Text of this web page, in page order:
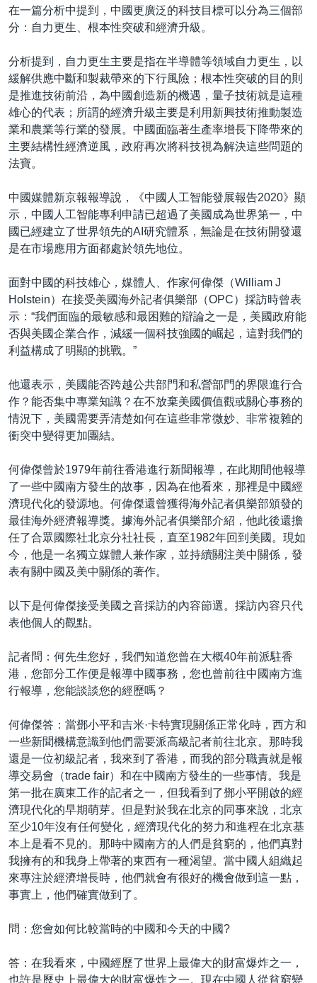
在一篇分析中提到，中國更廣泛的科技目標可以分為三個部
分：自力更生、根本性突破和經濟升級。
分析提到，自力更生主要是指在半導體等領域自力更生，以
緩解供應中斷和製裁帶來的下行風險；根本性突破的目的則
是推進技術前沿，為中國創造新的機遇，量子技術就是這種
雄心的代表；所謂的經濟升級主要是利用新興技術推動製造
業和農業等行業的發展。中國面臨著生產率增長下降帶來的
主要結構性經濟逆風，政府再次將科技視為解決這些問題的
法寶。
中國媒體新京報報導說，《中國人工智能發展報告2020》顯
示，中國人工智能專利申請已超過了美國成為世界第一，中
國已經建立了世界領先的AI研究體系，無論是在技術開發還
是在市場應用方面都處於領先地位。
面對中國的科技雄心，媒體人、作家何偉傑（William J
Holstein）在接受美國海外記者俱樂部（OPC）採訪時曾表
示：“我們面臨的最敏感和最困難的辯論之一是，美國政府能
否與美國企業合作，減緩一個科技強國的崛起，這對我們的
利益構成了明顯的挑戰。”
他還表示，美國能否跨越公共部門和私營部門的界限進行合
作？能否集中專業知識？在不放棄美國價值觀或關心事務的
情況下，美國需要弄清楚如何在這些非常微妙、非常複雜的
衝突中變得更加團結。
何偉傑曾於1979年前往香港進行新聞報導，在此期間他報導
了一些中國南方發生的故事，因為在他看來，那裡是中國經
濟現代化的發源地。何偉傑還曾獲得海外記者俱樂部頒發的
最佳海外經濟報導獎。據海外記者俱樂部介紹，他此後還擔
任了合眾國際社北京分社社長，直至1982年回到美國。現如
今，他是一名獨立媒體人兼作家，並持續關注美中關係，發
表有關中國及美中關係的著作。
以下是何偉傑接受美國之音採訪的內容節選。採訪內容只代
表他個人的觀點。
記者問：何先生您好，我們知道您曾在大概40年前派駐香
港，您部分工作便是報導中國事務，您也曾前往中國南方進
行報導，您能談談您的經歷嗎？
何偉傑答：當鄧小平和吉米·卡特實現關係正常化時，西方和
一些新聞機構意識到他們需要派高級記者前往北京。那時我
還是一位初級記者，我來到了香港，而我的部分職責就是報
導交易會（trade fair）和在中國南方發生的一些事情。我是
第一批在廣東工作的記者之一，但我看到了鄧小平開啟的經
濟現代化的早期萌芽。但是對於我在北京的同事來說，北京
至少10年沒有任何變化，經濟現代化的努力和進程在北京基
本上是看不見的。那時中國南方的人們是貧窮的，他們真對
我擁有的和我身上帶著的東西有一種渴望。當中國人組織起
來專注於經濟增長時，他們就會有很好的機會做到這一點，
事實上，他們確實做到了。
問：您會如何比較當時的中國和今天的中國?
答：在我看來，中國經歷了世界上最偉大的財富爆炸之一，
也許是歷史上最偉大的財富爆炸之一。現在中國人從貧窮變